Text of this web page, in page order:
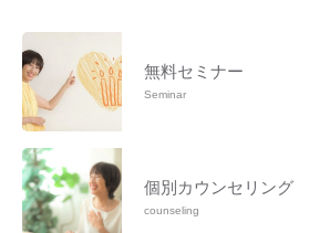
無料セミナー
Seminar
個別カウンセリング
counseling